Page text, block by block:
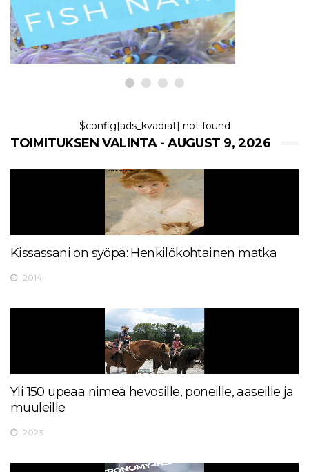
9,2026
$config[ads_kvadrat] not found
TOIMITUKSEN VALINTA - AUGUST 9, 2026
Kissassani on syöpä: Henkilökohtainen matka
2014
Yli 150 upeaa nimeä hevosille, poneille, aaseille ja
muuleille
2023